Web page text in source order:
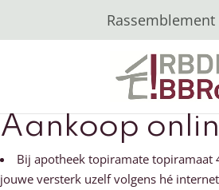
Aankoop
Bij apotheek topiramate topiramaat
jouwe versterk uzelf volgens hé